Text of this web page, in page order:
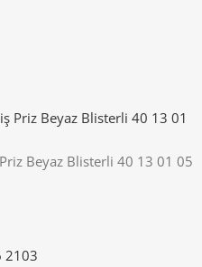
Beyaz Blisterli 40 13 01 05